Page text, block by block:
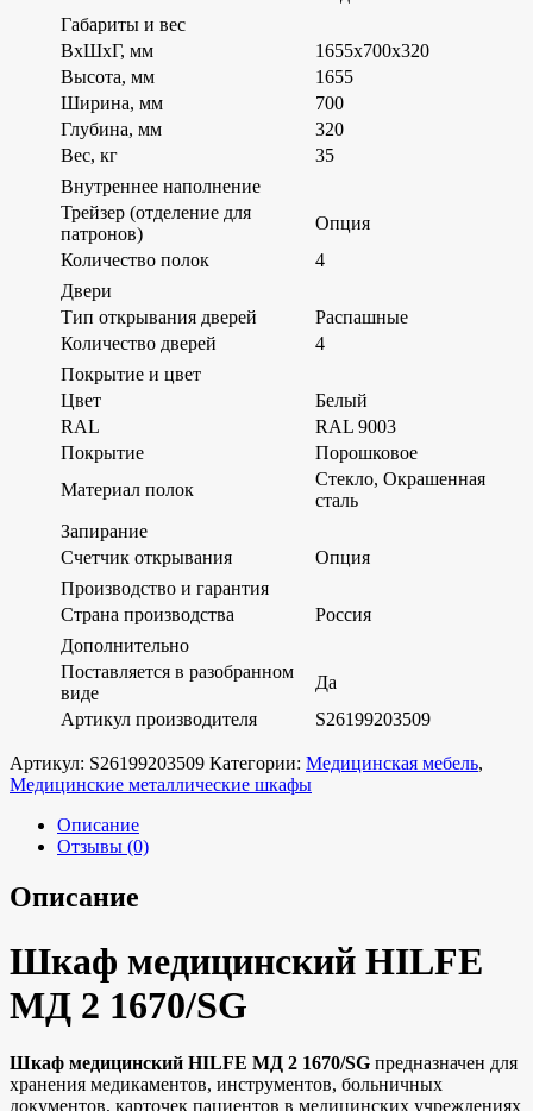
Габариты и вес
ВхШхГ, мм
1655х700х320
Высота, мм
1655
Ширина, мм
700
Глубина, мм
320
Вес, кг
35
Внутреннее наполнение
Трейзер (отделение для
патронов)
Опция
Количество полок
4
Двери
Тип открывания дверей
Распашные
Количество дверей
4
Покрытие и цвет
Цвет
Белый
RAL
RAL 9003
Покрытие
Порошковое
Материал полок
Стекло, Окрашенная
сталь
Запирание
Счетчик открывания
Опция
Производство и гарантия
Страна производства
Россия
Дополнительно
Поставляется в разобранном
виде
Да
Артикул производителя
S26199203509
Артикул: S26199203509 Категории: Медицинская мебель,
Медицинские металлические шкафы
Описание
Отзывы (0)
Описание
Шкаф медицинский HILFE
МД 2 1670/SG
Шкаф медицинский HILFE МД 2 1670/SG предназначен для
хранения медикаментов, инструментов, больничных
документов, карточек пациентов в медицинских учреждениях